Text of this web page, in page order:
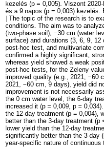
kezelés (p = 0,005). Viszont
és a 9 napos (p = 0,003)
| The topic of the research is to
conditions. The aim was to
(two-phase soil), −30 cm (water
surface) and durations (3, 6, 9, 12
post-hoc test, and multivariate
confirmed a highly significant,
whereas yield showed a weak
post-hoc tests, for the Zeleny
improved quality (e.g., 2021, −60
2021, −60 cm, 9 days), yield did
improvement is not necessarily
the 0 cm water level, the 6-day
increased it (p = 0,009, p =
the 12-day treatment (p = 0,004),
better than the 3-day treatment
lower yield than the 12-day
significantly better than the 3-day
year-specific nature of continuous